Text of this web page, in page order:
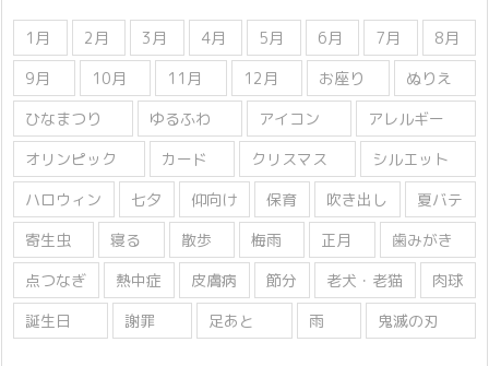
1月 2月 3月 4月 5月 6月 7月
8月
9月
10月 11月 12月 お座り
ぬりえ
ひなまつり
ゆるふわ アイコン
アレルギー
オリンピック
カード クリスマス
シルエット
ハロウィン
七夕 仰向け 保育 吹き出し
夏バテ
寄生虫
寝る 散歩 梅雨 正月
歯みがき
点つなぎ
熱中症 皮膚病 節分 老犬・老猫
肉球
誕生日
謝罪 足あと 雨 鬼滅の刃